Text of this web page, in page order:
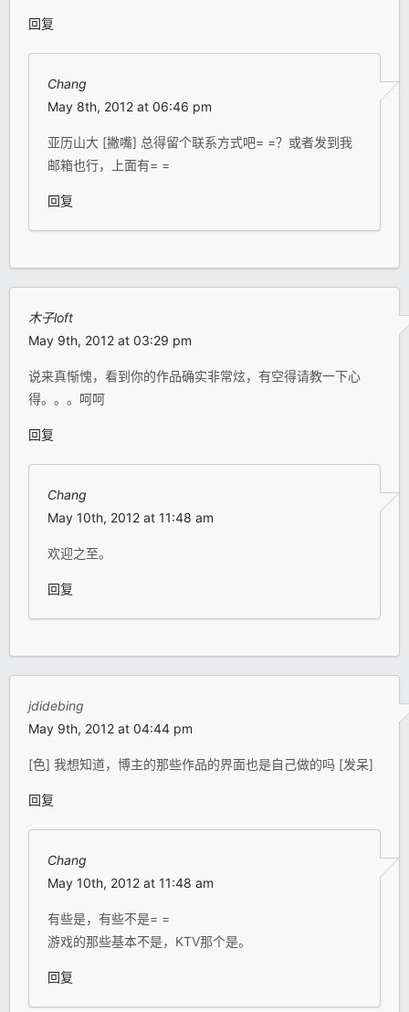
回复
Chang
May 8th, 2012 at 06:46 pm
亚历山大 [撇嘴] 总得留个联系方式吧= =？或者发到我
邮箱也行，上面有= =
回复
木子loft
May 9th, 2012 at 03:29 pm
说来真惭愧，看到你的作品确实非常炫，有空得请教一下心
得。。。呵呵
回复
Chang
May 10th, 2012 at 11:48 am
欢迎之至。
回复
jdidebing
May 9th, 2012 at 04:44 pm
[色] 我想知道，博主的那些作品的界面也是自己做的吗 [发呆]
回复
Chang
May 10th, 2012 at 11:48 am
有些是，有些不是= =
游戏的那些基本不是，KTV那个是。
回复